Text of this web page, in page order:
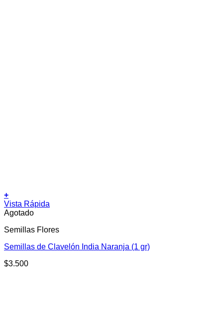
+
Vista Rápida
Agotado
Semillas Flores
Semillas de Clavelón India Naranja (1 gr)
$3.500